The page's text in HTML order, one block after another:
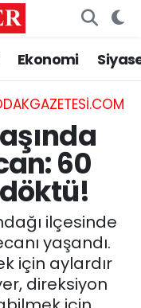
Ekonomi
60
ilçesinde
yaşandı.
için aylardır
direksiyon
Fikstür